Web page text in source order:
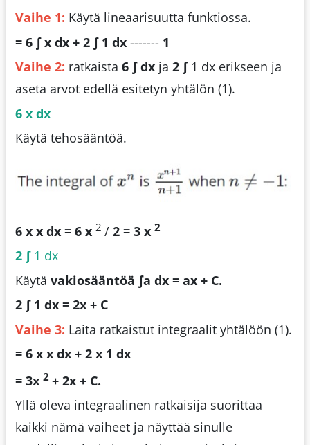
Vaihe 1: Käytä lineaarisuutta funktiossa.
= 6 ∫ x dx + 2 ∫ 1 dx ------- 1
Vaihe 2: ratkaista 6 ∫ dx ja 2 ∫ 1 dx erikseen ja
aseta arvot edellä esitetyn yhtälön (1).
6 x dx
Käytä tehosääntöä.
6 x x dx = 6 x 2 / 2 = 3 x 2
2 ∫ 1 dx
Käytä vakiosääntöä ∫a dx = ax + C.
2 ∫ 1 dx = 2x + C
Vaihe 3: Laita ratkaistut integraalit yhtälöön (1).
= 6 x x dx + 2 x 1 dx
= 3x 2 + 2x + C.
Yllä oleva integraalinen ratkaisija suorittaa
kaikki nämä vaiheet ja näyttää sinulle